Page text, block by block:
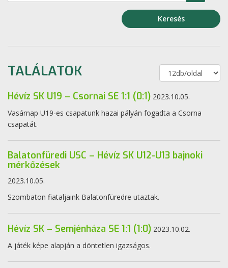
Keresés
TALÁLATOK
Hévíz SK U19 – Csornai SE 1:1 (0:1) 2023.10.05.
Vasárnap U19-es csapatunk hazai pályán fogadta a Csorna
csapatát.
Balatonfüredi USC – Hévíz SK U12-U13 bajnoki
mérkőzések
2023.10.05.
Szombaton fiataljaink Balatonfüredre utaztak.
Hévíz SK – Semjénháza SE 1:1 (1:0) 2023.10.02.
A játék képe alapján a döntetlen igazságos.